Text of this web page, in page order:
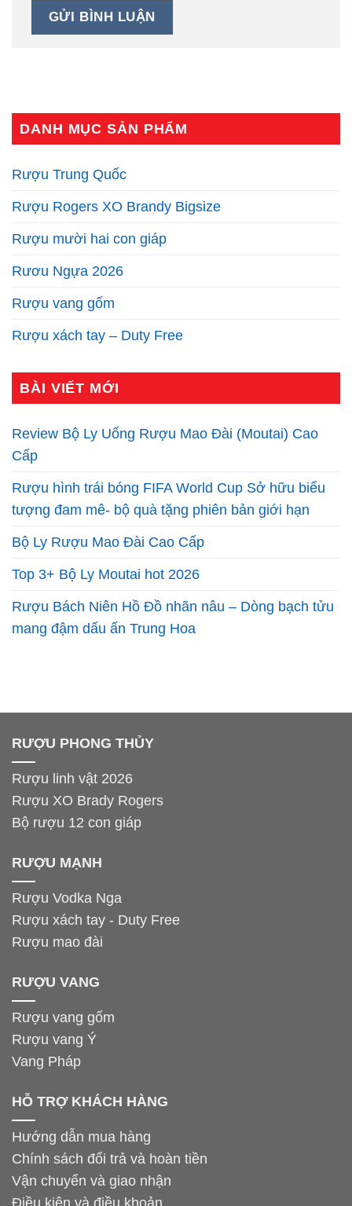
DANH MỤC SẢN PHẨM
Rượu Trung Quốc
Rượu Rogers XO Brandy Bigsize
Rượu mười hai con giáp
Rươu Ngựa 2026
Rượu vang gốm
Rượu xách tay – Duty Free
BÀI VIẾT MỚI
Review Bộ Ly Uống Rượu Mao Đài (Moutai) Cao
Cấp
Rượu hình trái bóng FIFA World Cup Sở hữu biểu
tượng đam mê- bộ quà tặng phiên bản giới hạn
Bộ Ly Rượu Mao Đài Cao Cấp
Top 3+ Bộ Ly Moutai hot 2026
Rượu Bách Niên Hồ Đồ nhãn nâu – Dòng bạch tửu
mang đậm dấu ấn Trung Hoa
RƯỢU PHONG THỦY
Rượu linh vật 2026
Rượu XO Brady Rogers
Bộ rượu 12 con giáp
RƯỢU MẠNH
Rượu Vodka Nga
Rượu xách tay - Duty Free
Rượu mao đài
RƯỢU VANG
Rượu vang gốm
Rượu vang Ý
Vang Pháp
HỖ TRỢ KHÁCH HÀNG
Hướng dẫn mua hàng
Chính sách đổi trả và hoàn tiền
Vận chuyển và giao nhận